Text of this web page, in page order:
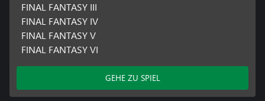
FINAL FANTASY III
FINAL FANTASY IV
FINAL FANTASY V
FINAL FANTASY VI
GEHE ZU SPIEL